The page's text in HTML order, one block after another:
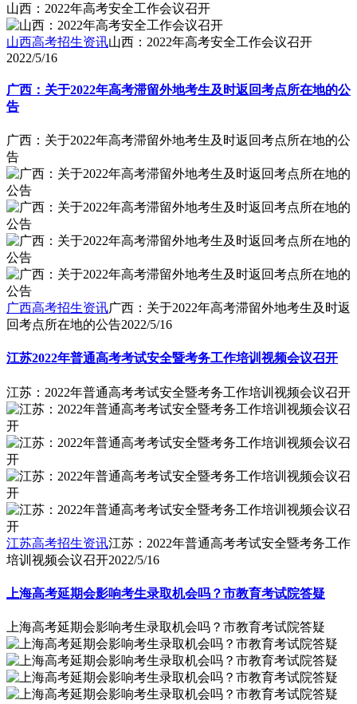
山西：2022年高考安全工作会议召开
山西高考招生资讯山西：2022年高考安全工作会议召开
2022/5/16
广西：关于2022年高考滞留外地考生及时返回考点所在地的公
告
广西：关于2022年高考滞留外地考生及时返回考点所在地的公
告
广西高考招生资讯广西：关于2022年高考滞留外地考生及时返
回考点所在地的公告2022/5/16
江苏2022年普通高考考试安全暨考务工作培训视频会议召开
江苏：2022年普通高考考试安全暨考务工作培训视频会议召开
江苏高考招生资讯江苏：2022年普通高考考试安全暨考务工作
培训视频会议召开2022/5/16
上海高考延期会影响考生录取机会吗？市教育考试院答疑
上海高考延期会影响考生录取机会吗？市教育考试院答疑